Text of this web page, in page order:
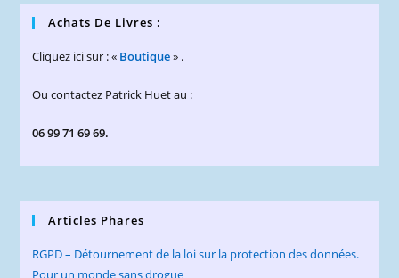
Achats De Livres :
Cliquez ici sur : « Boutique» .
Ou contactez Patrick Huet au :
06 99 71 69 69.
Articles Phares
RGPD – Détournement de la loi sur la protection des données.
Pour un monde sans drogue